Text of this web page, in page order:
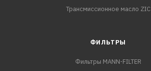
Трансмиссионное масло ZIC
ФИЛЬТРЫ
Фильтры MANN-FILTER